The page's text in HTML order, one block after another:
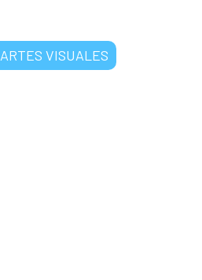
ARTES VISUALES